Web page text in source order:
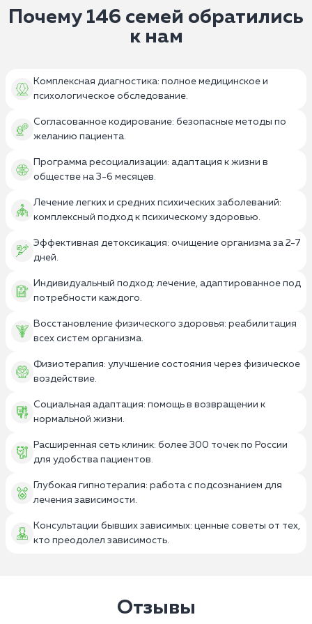
Почему 146 семей обратились
к нам
Комплексная диагностика: полное медицинское и
психологическое обследование.
Согласованное кодирование: безопасные методы по
желанию пациента.
Программа ресоциализации: адаптация к жизни в
обществе на 3-6 месяцев.
Лечение легких и средних психических заболеваний:
комплексный подход к психическому здоровью.
Эффективная детоксикация: очищение организма за 2-7
дней.
Индивидуальный подход: лечение, адаптированное под
потребности каждого.
Восстановление физического здоровья: реабилитация
всех систем организма.
Физиотерапия: улучшение состояния через физическое
воздействие.
Социальная адаптация: помощь в возвращении к
нормальной жизни.
Расширенная сеть клиник: более 300 точек по России
для удобства пациентов.
Глубокая гипнотерапия: работа с подсознанием для
лечения зависимости.
Консультации бывших зависимых: ценные советы от тех,
кто преодолел зависимость.
Отзывы